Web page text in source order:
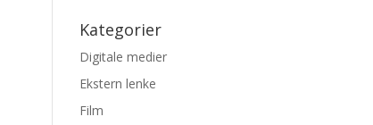
Kategorier
Digitale medier
Ekstern lenke
Film